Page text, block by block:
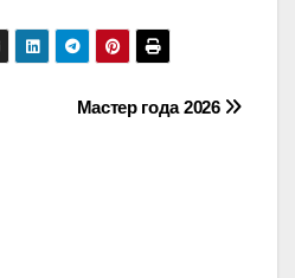
Мастер года 2026